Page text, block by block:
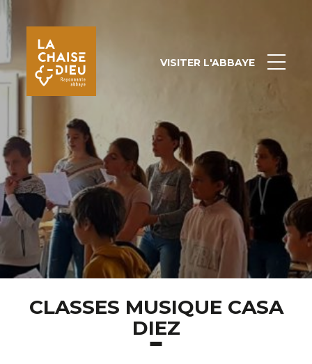
VISITER L'ABBAYE
CLASSES MUSIQUE CASA
DIEZ